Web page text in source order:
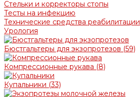
Стельки и корректоры стопы
Тесты на инфекцию
Технические средства реабилитации
Урология
Бюстгальтеры для экзопротезов (59)
Компрессионные рукава (8)
Купальники (33)